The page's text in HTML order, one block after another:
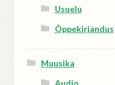
Usuelu
Õppekirjandus
Muusika
Audio